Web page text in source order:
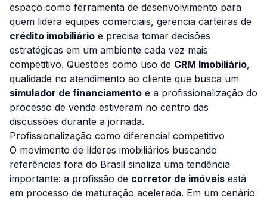
espaço como ferramenta de desenvolvimento para
quem lidera equipes comerciais, gerencia carteiras de
crédito imobiliário e precisa tomar decisões
estratégicas em um ambiente cada vez mais
competitivo. Questões como uso de CRM Imobiliário,
qualidade no atendimento ao cliente que busca um
simulador de financiamento e a profissionalização do
processo de venda estiveram no centro das
discussões durante a jornada.
Profissionalização como diferencial competitivo
O movimento de líderes imobiliários buscando
referências fora do Brasil sinaliza uma tendência
importante: a profissão de corretor de imóveis está
em processo de maturação acelerada. Em um cenário